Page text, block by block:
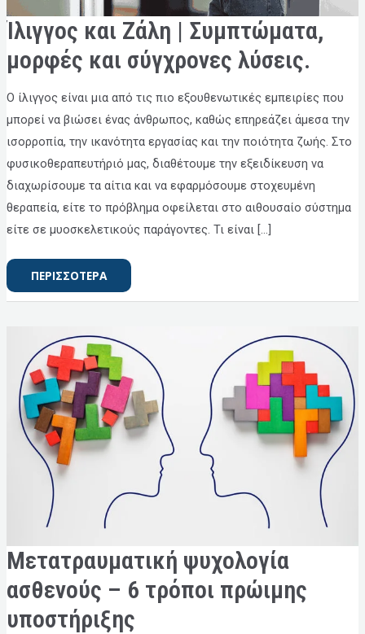
Ίλιγγος και Ζάλη | Συμπτώματα,
μορφές και σύγχρονες λύσεις.
Ο ίλιγγος είναι μια από τις πιο εξουθενωτικές εμπειρίες που
μπορεί να βιώσει ένας άνθρωπος, καθώς επηρεάζει άμεσα την
ισορροπία, την ικανότητα εργασίας και την ποιότητα ζωής. Στο
φυσικοθεραπευτήριό μας, διαθέτουμε την εξειδίκευση να
διαχωρίσουμε τα αίτια και να εφαρμόσουμε στοχευμένη
θεραπεία, είτε το πρόβλημα οφείλεται στο αιθουσαίο σύστημα
είτε σε μυοσκελετικούς παράγοντες. Τι είναι […]
ΊΛΙΓΓΟΣ
ΚΑΙ
ΖΆΛΗ
|
ΣΥΜΠΤΏΜΑΤΑ,
ΜΟΡΦΈΣ
ΣΎΓΧΡΟΝΕΣ
ΛΎΣΕΙΣ.
ΠΕΡΙΣΣΟΤΕΡΑ
Μετατραυματική ψυχολογία
ασθενούς – 6 τρόποι πρώιμης
υποστήριξης
ΜΕΤΑΤΡΑΥΜΑΤΙΚΉ
ΨΥΧΟΛΟΓΊΑ
ΑΣΘΕΝΟΎΣ
–
6
ΤΡΌΠΟΙ
ΠΡΏΙΜΗΣ
ΥΠΟΣΤΉΡΙΞΗΣ